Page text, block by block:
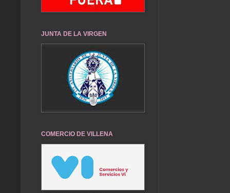
JUNTA DE LA VIRGEN
COMERCIO DE VILLENA